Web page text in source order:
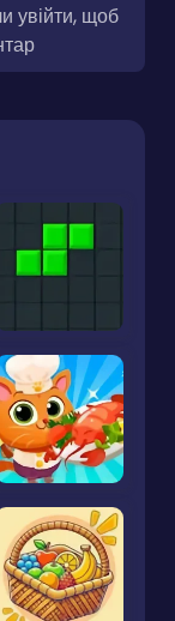
увійти, щоб